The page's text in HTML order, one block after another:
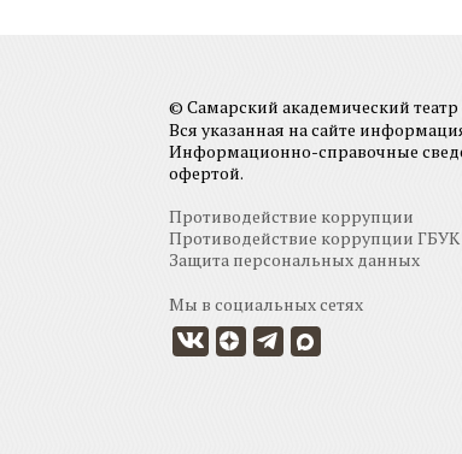
© Самарский академический
Вся указанная на сайте
Информационно-справочные
офертой.
Противодействие коррупции
Противодействие коррупции
Защита персональных данных
Мы в социальных сетях